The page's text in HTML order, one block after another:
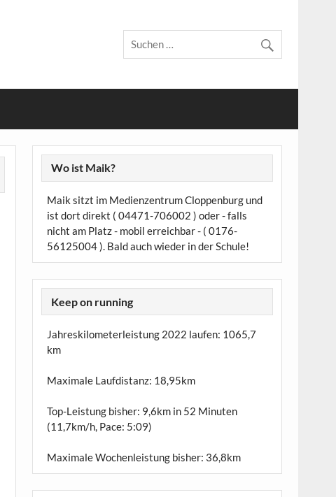
Wo ist Maik?
Maik sitzt im Medienzentrum Cloppenburg und
ist dort direkt ( 04471-706002 ) oder - falls
nicht am Platz - mobil erreichbar - ( 0176-
56125004 ). Bald auch wieder in der Schule!
Keep on running
Jahreskilometerleistung 2022 laufen: 1065,7
km
Maximale Laufdistanz: 18,95km
Top-Leistung bisher: 9,6km in 52 Minuten
(11,7km/h, Pace: 5:09)
Maximale Wochenleistung bisher: 36,8km